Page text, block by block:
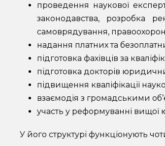
проведення наукової
законодавства, розробка
самоврядування,
надання платних та
підготовка фахівців за
підготовка докторів
підвищення кваліфікації
взаємодія з громадськими
участь у реформуванні вищої
У його структурі функціонують